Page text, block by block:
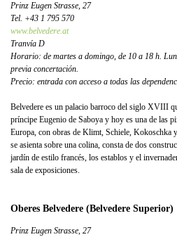
Prinz Eugen Strasse, 27
Tel. +43 1 795 570
www.belvedere.at
Tranvía D
Horario: de martes a domingo, de 10 a 18 h.
previa concertación.
Precio: entrada con acceso a todas las
Belvedere es un palacio barroco del siglo XVIII
príncipe Eugenio de Saboya y hoy es una de las
Europa, con obras de Klimt, Schiele, Kokoschka
se asienta sobre una colina, consta de dos
jardín de estilo francés, los establos y el
sala de exposiciones.
Oberes Belvedere (Belvedere Superior)
Prinz Eugen Strasse, 27